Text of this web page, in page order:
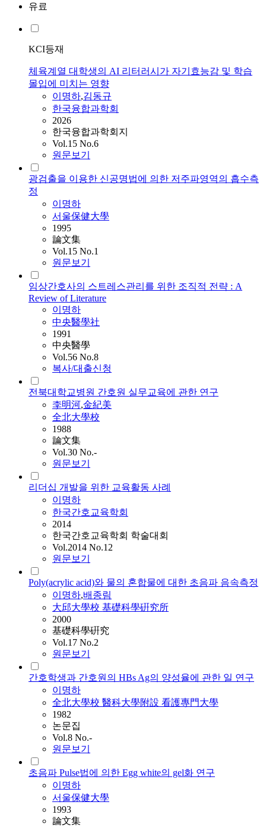
유료
KCI등재
체육계열 대학생의 AI 리터러시가 자기효능감 및 학습
몰입에 미치는 영향
이명하,김동규
한국융합과학회
2026
한국융합과학회지
Vol.15 No.6
원문보기
광검출을 이용한 신공명법에 의한 저주파영역의 흡수측
정
이명하
서울保健大學
1995
論文集
Vol.15 No.1
원문보기
임상간호사의 스트레스관리를 위한 조직적 전략 : A
Review of Literature
이명하
中央醫學社
1991
中央醫學
Vol.56 No.8
복사/대출신청
전북대학교병원 간호원 실무교육에 관한 연구
李明河,金紀美
全北大學校
1988
論文集
Vol.30 No.-
원문보기
리더십 개발을 위한 교육활동 사례
이명하
한국간호교육학회
2014
한국간호교육학회 학술대회
Vol.2014 No.12
원문보기
Poly(acrylic acid)와 물의 혼합물에 대한 초음파 음속측정
이명하,배종림
大邱大學校 基礎科學硏究所
2000
基礎科學硏究
Vol.17 No.2
원문보기
간호학생과 간호원의 HBs Ag의 양성율에 관한 일 연구
이명하
全北大學校 醫科大學附設 看護專門大學
1982
논문집
Vol.8 No.-
원문보기
초음파 Pulse법에 의한 Egg white의 gel화 연구
이명하
서울保健大學
1993
論文集